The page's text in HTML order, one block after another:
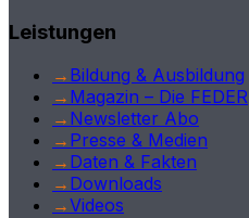
Leistungen
→ Bildung & Ausbildung
→ Magazin – Die FEDER
→ Newsletter Abo
→ Presse & Medien
→ Daten & Fakten
→ Downloads
→Videos